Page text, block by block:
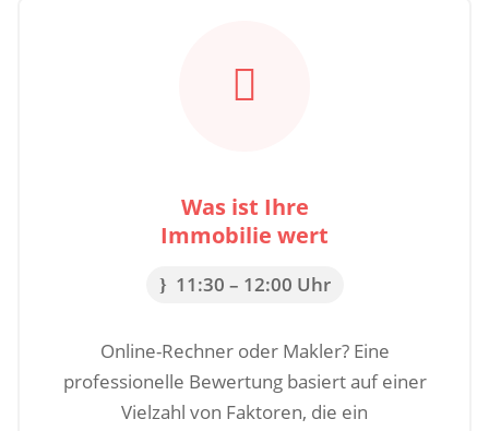

Was ist Ihre
Immobilie wert
11:30 – 12:00 Uhr
Online-Rechner oder Makler? Eine
professionelle Bewertung basiert auf einer
Vielzahl von Faktoren, die ein